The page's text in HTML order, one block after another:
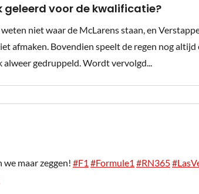
geleerd voor de kwalificatie?
niet waar de McLarens staan, en
afmaken. Bovendien speelt de regen nog altijd
gedruppeld. Wordt vervolgd...
maar zeggen! #F1 #Formule1 #RN365